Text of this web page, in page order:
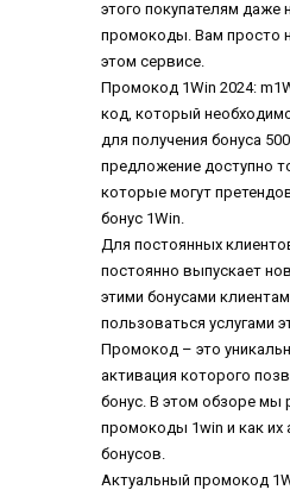
этого покупателям даже
промокоды. Вам просто
этом сервисе.
Промокод 1Win 2024:
код, который
для получения бонуса
предложение доступно
которые могут
бонус 1Win.
Для постоянных
постоянно выпускает
этими бонусами
пользоваться услугами
Промокод – это
активация которого
бонус. В этом обзоре мы
промокоды 1win и как их
бонусов.
Актуальный промокод